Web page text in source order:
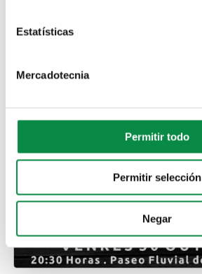
Estatísticas
Mercadotecnia
Permitir todo
Permitir selección
Negar